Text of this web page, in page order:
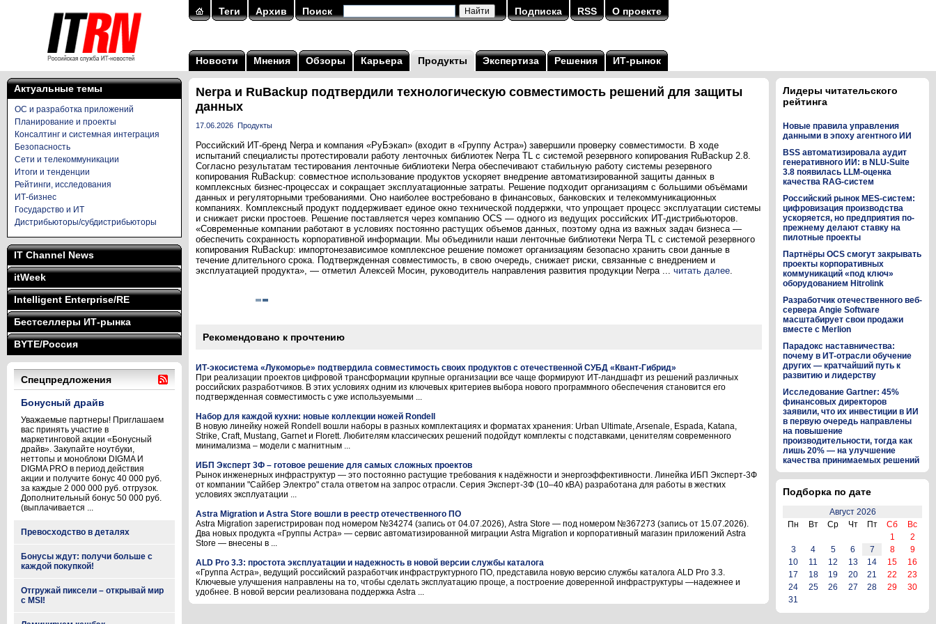
Теги Архив Поиск Подписка RSS О проекте
Новости Мнения Обзоры Карьера Продукты Экспертиза Решения ИТ-рынок
Актуальные темы
ОС и разработка приложений
Планирование и проекты
Консалтинг и системная интеграция
Безопасность
Сети и телекоммуникации
Итоги и тенденции
Рейтинги, исследования
ИТ-бизнес
Государство и ИТ
Дистрибьюторы/субдистрибьюторы
IT Channel News
itWeek
Intelligent Enterprise/RE
Бестселлеры ИТ-рынка
BYTE/Россия
Спецпредложения
Бонусный драйв
Уважаемые партнеры! Приглашаем
вас принять участие в
маркетинговой акции «Бонусный
драйв». Закупайте ноутбуки,
неттопы и моноблоки DIGMA И
DIGMA PRO в период действия
акции и получите бонус 40 000 руб.
за каждые 2 000 000 руб. отгрузок.
Дополнительный бонус 50 000 руб.
(выплачивается ...
Превосходство в деталях
Бонусы ждут: получи больше с
каждой покупкой!
Отгружай пиксели – открывай мир
с MSI!
Nerpa и RuBackup подтвердили технологическую совместимость решений для защиты
данных
17.06.2026 Продукты
Российский ИТ-бренд Nerpa и компания «РуБэкап» (входит в «Группу Астра») завершили проверку совместимости. В ходе
испытаний специалисты протестировали работу ленточных библиотек Nerpa TL с системой резервного копирования RuBackup 2.8.
Согласно результатам тестирования ленточные библиотеки Nerpa обеспечивают стабильную работу системы резервного
копирования RuBackup: совместное использование продуктов ускоряет внедрение автоматизированной защиты данных в
комплексных бизнес-процессах и сокращает эксплуатационные затраты. Решение подходит организациям с большими объёмами
данных и регуляторными требованиями. Оно наиболее востребовано в финансовых, банковских и телекоммуникационных
компаниях. Комплексный продукт поддерживает единое окно технической поддержки, что упрощает процесс эксплуатации системы
и снижает риски простоев. Решение поставляется через компанию OCS — одного из ведущих российских ИТ-дистрибьюторов.
«Современные компании работают в условиях постоянно растущих объемов данных, поэтому одна из важных задач бизнеса —
обеспечить сохранность корпоративной информации. Мы объединили наши ленточные библиотеки Nerpa TL с системой резервного
копирования RuBackup: импортонезависимое комплексное решение поможет организациям безопасно хранить свои данные в
течение длительного срока. Подтвержденная совместимость, в свою очередь, снижает риски, связанные с внедрением и
эксплуатацией продукта», — отметил Алексей Мосин, руководитель направления развития продукции Nerpa ... читать далее.
Рекомендовано к прочтению
ИТ-экосистема «Лукоморье» подтвердила совместимость своих продуктов с отечественной СУБД «Квант-Гибрид»
При реализации проектов цифровой трансформации крупные организации все чаще формируют ИТ-ландшафт из решений различных
российских разработчиков. В этих условиях одним из ключевых критериев выбора нового программного обеспечения становится его
подтвержденная совместимость с уже используемыми ...
Набор для каждой кухни: новые коллекции ножей Rondell
В новую линейку ножей Rondell вошли наборы в разных комплектациях и форматах хранения: Urban Ultimate, Arsenale, Espada, Katana,
Strike, Craft, Mustang, Garnet и Florett. Любителям классических решений подойдут комплекты с подставками, ценителям современного
минимализма – модели с магнитным ...
ИБП Эксперт 3Ф – готовое решение для самых сложных проектов
Рынок инженерных инфраструктур — это постоянно растущие требования к надёжности и энергоэффективности. Линейка ИБП Эксперт-3Ф
от компании "Сайбер Электро" стала ответом на запрос отрасли. Серия Эксперт-3Ф (10–40 кВА) разработана для работы в жестких
условиях эксплуатации ...
Astra Migration и Astra Store вошли в реестр отечественного ПО
Astra Migration зарегистрирован под номером №34274 (запись от 04.07.2026), Astra Store — под номером №367273 (запись от 15.07.2026).
Два новых продукта «Группы Астра» — сервис автоматизированной миграции Astra Migration и корпоративный магазин приложений Astra
Store — внесены в ...
ALD Pro 3.3: простота эксплуатации и надежность в новой версии службы каталога
«Группа Астра», ведущий российский разработчик инфраструктурного ПО, представила новую версию службы каталога ALD Pro 3.3.
Ключевые улучшения направлены на то, чтобы сделать эксплуатацию проще, а построение доверенной инфраструктуры —надежнее и
удобнее. В новой версии реализована поддержка Astra ...
Лидеры читательского
рейтинга
Новые правила управления
данными в эпоху агентного ИИ
BSS автоматизировала аудит
генеративного ИИ: в NLU-Suite
3.8 появилась LLM-оценка
качества RAG-систем
Российский рынок MES-систем:
цифровизация производства
ускоряется, но предприятия по-
прежнему делают ставку на
пилотные проекты
Партнёры OCS смогут закрывать
проекты корпоративных
коммуникаций «под ключ»
оборудованием Hitrolink
Разработчик отечественного веб-
сервера Angie Software
масштабирует свои продажи
вместе с Merlion
Парадокс наставничества:
почему в ИТ-отрасли обучение
других — кратчайший путь к
развитию и лидерству
Исследование Gartner: 45%
финансовых директоров
заявили, что их инвестиции в ИИ
в первую очередь направлены
на повышение
производительности, тогда как
лишь 20% — на улучшение
качества принимаемых решений
Подборка по дате
Август 2026
Пн
Вт Ср Чт Пт Сб
Вс
1
2
3
4 5 6 7 8
9
10
11 12 13 14 15
16
17
18 19 20 21 22
23
24
25 26 27 28 29
30
31